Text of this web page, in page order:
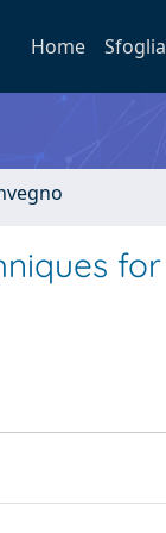
Home Sfoglia
for